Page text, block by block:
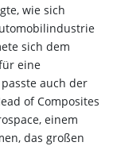
wie sich
sich dem
eine
auch der
of Composites
einem
das großen